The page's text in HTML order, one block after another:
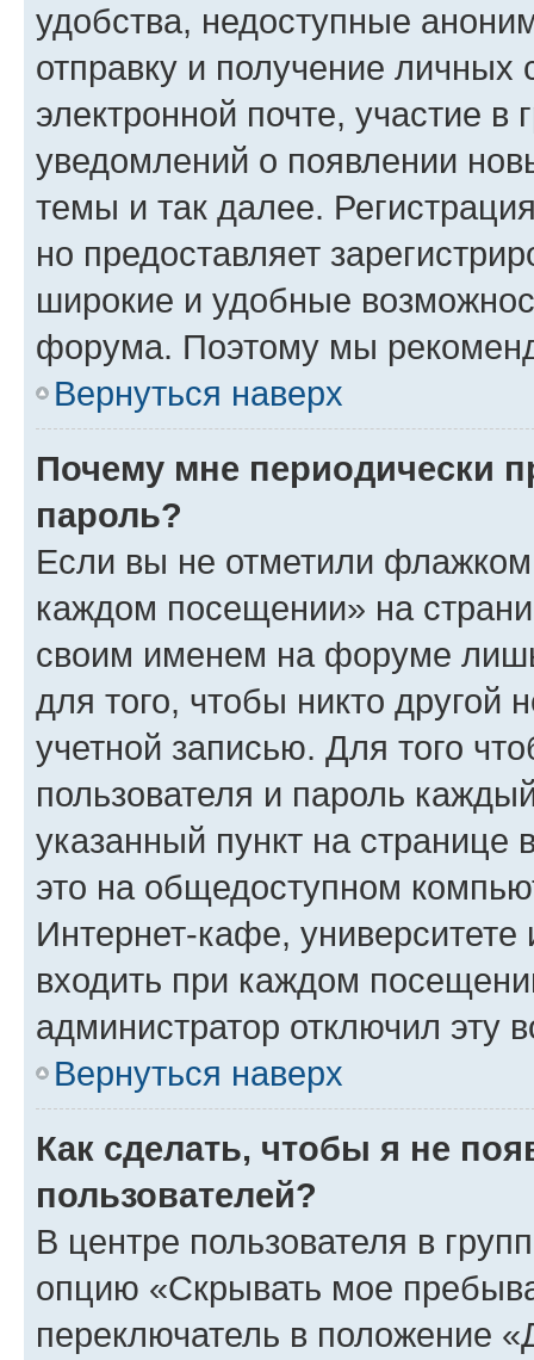
удобства, недоступные
отправку и получение
электронной почте, участие в
уведомлений о появлении
темы и так далее.
но предоставляет
широкие и удобные
форума. Поэтому мы
Вернуться наверх
Почему мне периодически
пароль?
Если вы не отметили флажком
каждом посещении» на
своим именем на форуме
для того, чтобы никто другой
учетной записью. Для того
пользователя и пароль
указанный пункт на
это на общедоступном
Интернет-кафе, университете
входить при каждом
администратор отключил эту
Вернуться наверх
Как сделать, чтобы я не
пользователей?
В центре пользователя в
опцию «Скрывать мое
переключатель в положение